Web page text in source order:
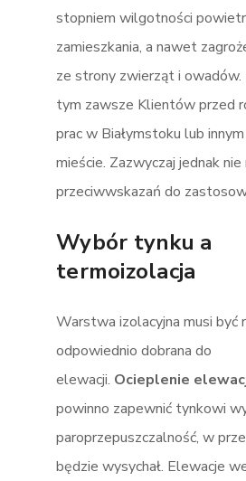
stopniem wilgotności
zamieszkania, a nawet
ze strony zwierząt i owadów.
tym zawsze Klientów przed
prac w Białymstoku lub
mieście. Zazwyczaj jednak nie
przeciwwskazań do
Wybór tynku a
termoizolacja
Warstwa izolacyjna musi być
odpowiednio dobrana do
elewacji. Ocieplenie
powinno zapewnić tynkowi
paroprzepuszczalność, w
będzie wysychał. Elewacje